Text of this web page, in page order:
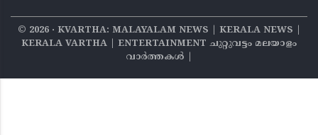
© 2026‧ KVARTHA: MALAYALAM NEWS | KERALA NEWS |
KERALA VARTHA | ENTERTAINMENT ചുറ്റുവട്ടം മലയാളം
വാര്‍ത്തകൾ |